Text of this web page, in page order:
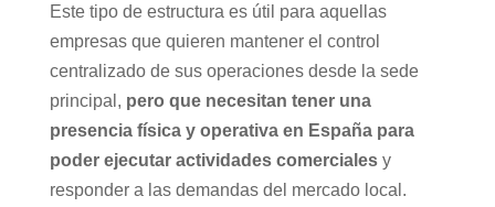
Este tipo de estructura es útil para aquellas
empresas que quieren mantener el control
centralizado de sus operaciones desde la sede
principal, pero que necesitan tener una
presencia física y operativa en España para
poder ejecutar actividades comerciales y
responder a las demandas del mercado local.